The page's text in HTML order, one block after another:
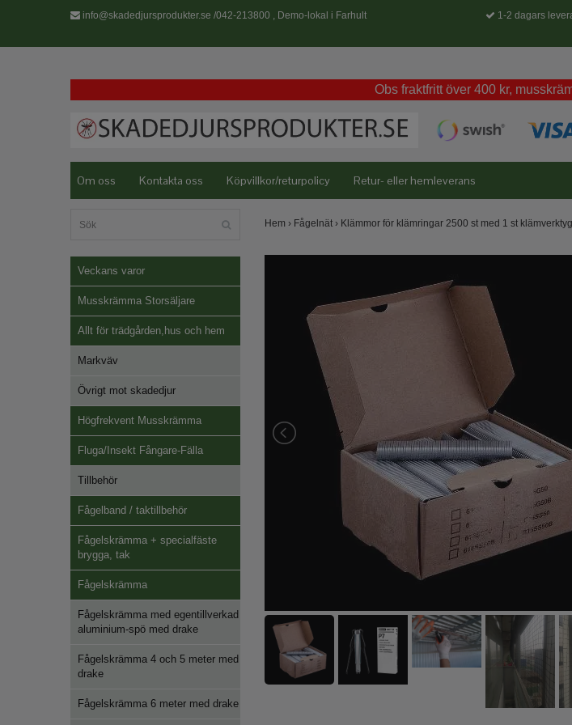
info@skadedjursprodukter.se /042-213800 , Demo-lokal i Farhult 1-2 dagars
Obs fraktfritt över 400 kr,
Om oss Kontakta oss Köpvillkor/returpolicy Retur- eller hemleverans
Veckans varor
Musskrämma Storsäljare
Allt för trädgården,hus och hem
Markväv
Övrigt mot skadedjur
Högfrekvent Musskrämma
Fluga/Insekt Fångare-Fälla
Tillbehör
Fågelband / taktillbehör
Fågelskrämma + specialfäste
brygga, tak
Fågelskrämma
Fågelskrämma med egentillverkad
aluminium-spö med drake
Fågelskrämma 4 och 5 meter med
drake
Fågelskrämma 6 meter med drake
Hem › Fågelnät › Klämmor för klämringar 2500 st med 1 st klämverktyg